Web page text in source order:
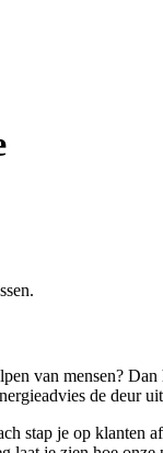
van mensen?
de deur
je op klanten